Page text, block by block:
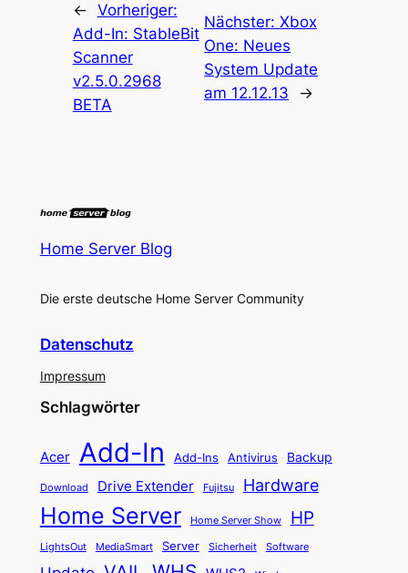
← Vorheriger:
Add-In: StableBit
Scanner
v2.5.0.2968
BETA
Nächster:Xbox
One: Neues
System Update
am 12.12.13
→
Home Server Blog
Die erste deutsche Home Server Community
Datenschutz
Impressum
Schlagwörter
Acer Add-In Add-Ins Antivirus Backup
Download Drive Extender Fujitsu Hardware
Home Server Home Server Show HP
LightsOut MediaSmart Server Sicherheit Software